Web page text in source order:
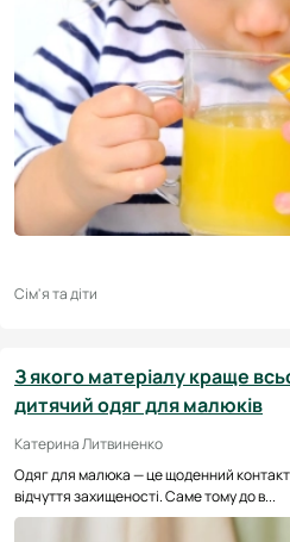
Сім'я та діти
З якого матеріалу краще
дитячий одяг для малюків
Катерина Литвиненко
Одяг для малюка — це щоденний контакт
відчуття захищеності. Саме тому до в...